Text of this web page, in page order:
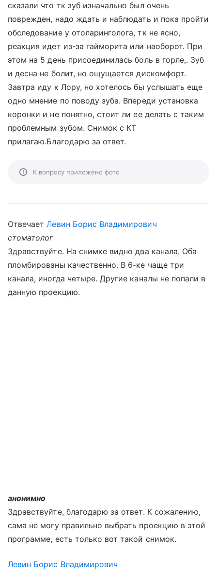
сказали что тк зуб изначально был очень
поврежден, надо ждать и наблюдать и пока пройти
обследование у отоларинголога, тк не ясно,
реакция идет из-за гайморита или наоборот. При
этом на 5 день присоединилась боль в горле,. Зуб
и десна не болит, но ощущается дискомфорт.
Завтра иду к Лору, но хотелось бы услышать еще
одно мнение по поводу зуба. Впереди установка
коронки и не понятно, стоит ли ее делать с таким
проблемным зубом. Снимок с КТ
прилагаю.Благодарю за ответ.
К вопросу приложено фото
ОтвечаетЛевин Борис Владимирович
стоматолог
Здравствуйте. На снимке видно два канала. Оба
пломбированы качественно. В 6-ке чаще три
канала, иногда четыре. Другие каналы не попали в
данную проекцию.
анонимно
Здравствуйте, благодарю за ответ. К сожалению,
сама не могу правильно выбрать проекцию в этой
программе, есть только вот такой снимок.
Левин Борис Владимирович